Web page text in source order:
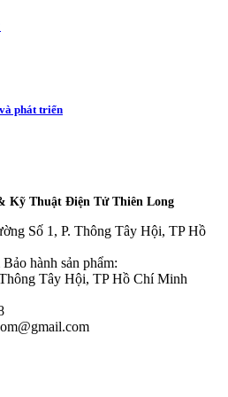
phát triển
Kỹ Thuật Điện Tử Thiên Long
Số 1, P. Thông Tây Hội, TP Hồ
hành sản phẩm:
Tây Hội, TP Hồ Chí Minh